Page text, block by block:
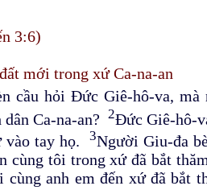
3:6)
mới trong xứ Ca-na-an
cầu hỏi Đức Giê-hô-va,
dân Ca-na-an?2Đức Giê-hô-
tay họ.
3Người Giu-đa
cùng tôi trong xứ đã bắt
anh em đến xứ đã bắt